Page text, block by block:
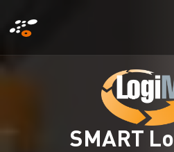
zum
Inhalt
SMART Lo